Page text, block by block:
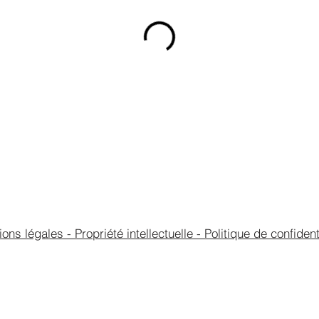
légales - Propriété intellectuelle - Politique de